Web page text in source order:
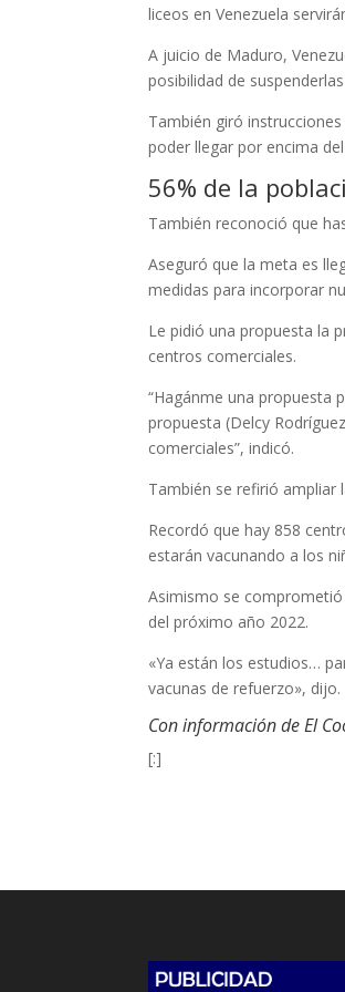
liceos en Venezuela
A juicio de Maduro,
posibilidad de
También giró
poder llegar por encima
56% de la
También reconoció que
Aseguró que la meta es
medidas para incorporar
Le pidió una propuesta la
centros comerciales.
“Hagánme una propuesta
propuesta (Delcy
comerciales”, indicó.
También se refirió ampliar
Recordó que hay 858
estarán vacunando a los
Asimismo se
del próximo año 2022.
«Ya están los estudios…
vacunas de refuerzo», dijo.
Con información de El
[:]